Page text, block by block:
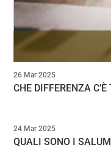
CHE DIFFERENZA
26 Mar 2025
QUALI SONO I
24 Mar 2025